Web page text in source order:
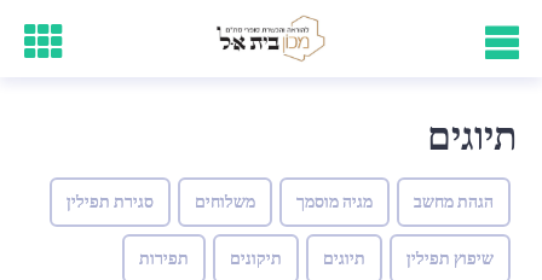
תיוגים
הגהת מחשב מגיה מוסמך משלוחים סגירת תפילין
שיפוץ תפילין תיוגים תיקונים תפירות